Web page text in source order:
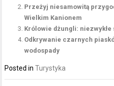
Przeżyj niesamowitą
Wielkim Kanionem
Królowie dżungli:
Odkrywanie czarnych
wodospady
Posted inTurystyka